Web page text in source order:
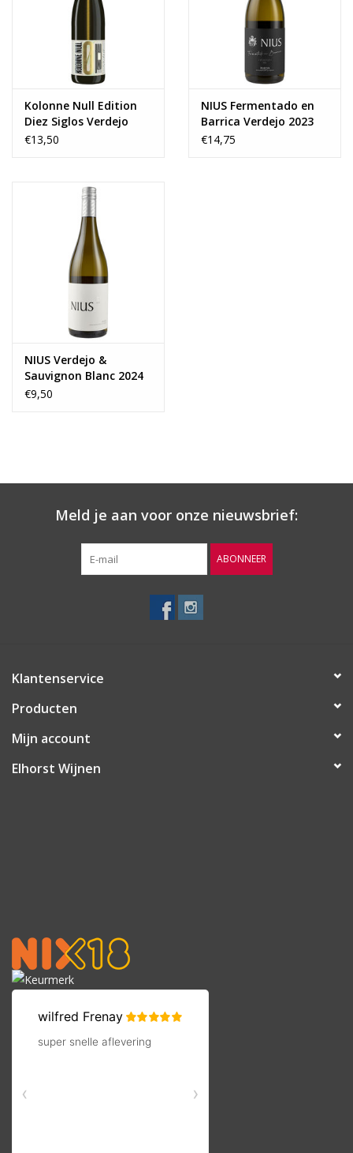
Kolonne Null Edition
Diez Siglos Verdejo
2025
€13,50
NIUS Fermentado en
Barrica Verdejo 2023
€14,75
NIUS Verdejo &
Sauvignon Blanc 2024
€9,50
Meld je aan voor onze nieuwsbrief:
ABONNEER
Klantenservice
Producten
Mijn account
Elhorst Wijnen